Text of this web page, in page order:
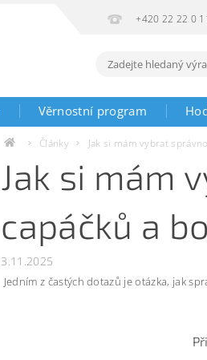
+420 22 22 0
Věrnostní program
Články Jak si mám vybrat
Jak si mám
capáčků a
3.11.2025
Jedním z častých dotazů je otázka, jak